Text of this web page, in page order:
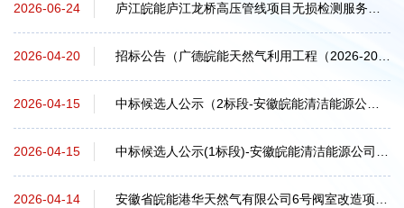
2026-06-24
2026-04-20 招标公告（广德皖能天然气利用工程（2026-2027年度）城网项目非开挖定向钻施工）
2026-04-15 中标候选人公示（2标段-安徽皖能清洁能源公司阜阳、定远皖能环保电厂生物质沼气资...
2026-04-15
2026-04-14